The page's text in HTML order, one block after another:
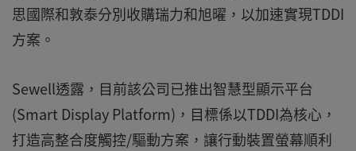
思國際和敦泰分別收購瑞力和旭曜，以加速實現TDDI
方案。
Sewell透露，目前該公司已推出智慧型顯示平台
(Smart Display Platform)，目標係以TDDI為核心，
打造高整合度觸控/驅動方案，讓行動裝置螢幕順利